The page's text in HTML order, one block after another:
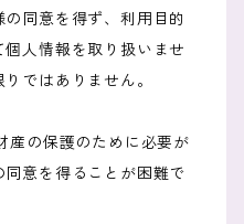
同意を得ず、利用目的
人情報を取り扱いませ
ではありません。
産の保護のために必要が
意を得ることが困難で